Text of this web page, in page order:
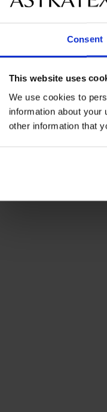
Consent
This website uses
We use cookies to
information about
other information that
Grudnjak
41,99 €